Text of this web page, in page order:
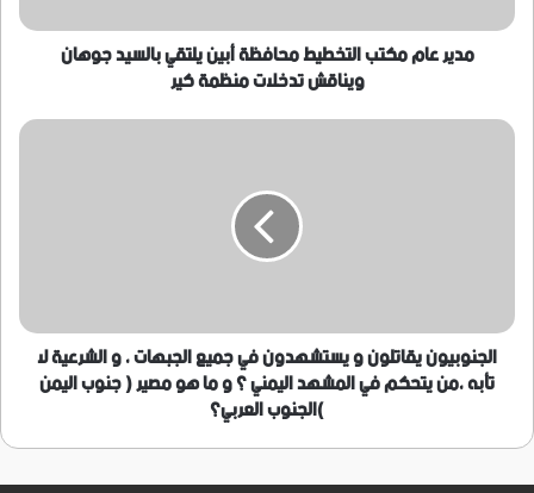
جوهان
ويناقش
تدخلات
كير
مدير عام مكتب التخطيط محافظة أبين يلتقي بالسيد جوهان
ويناقش تدخلات منظمة كير
الجنوبيون
والشرعية
تأبه
يتحكم
في
الجنوبيون يقاتلون و يستشهدون في جميع الجبهات ، و الشرعية لا
تأبه ،من يتحكم في المشهد اليمني ؟ و ما هو مصير ( جنوب اليمن
)الجنوب العربي؟